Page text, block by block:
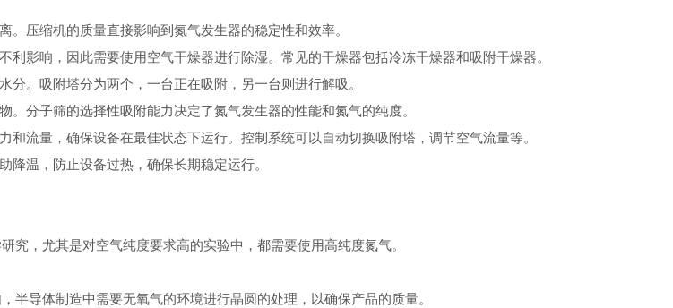
压缩机的质量直接影响到氮气发生器的稳定性和效率。
响，因此需要使用空气干燥器进行除湿。常见的干燥器包括冷冻干燥器和吸附干燥器。
。吸附塔分为两个，一台正在吸附，另一台则进行解吸。
分子筛的选择性吸附能力决定了氮气发生器的性能和氮气的纯度。
量，确保设备在最佳状态下运行。控制系统可以自动切换吸附塔，调节空气流量等。
温，防止设备过热，确保长期稳定运行。
，尤其是对空气纯度要求高的实验中，都需要使用高纯度氮气。
导体制造中需要无氧气的环境进行晶圆的处理，以确保产品的质量。